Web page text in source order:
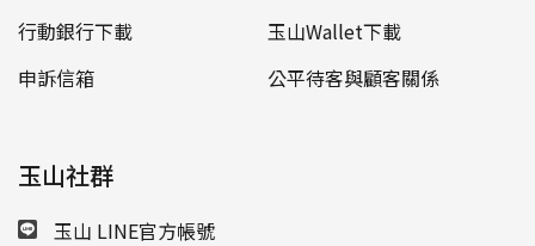
行動銀行下載
玉山Wallet下載
申訴信箱
公平待客與顧客關係
玉山社群
玉山 LINE官方帳號